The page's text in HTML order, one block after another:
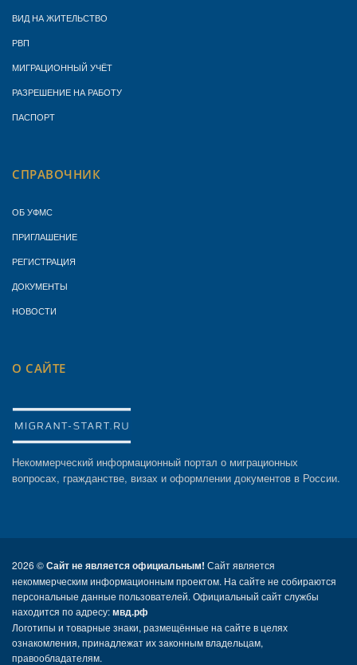
ВИД НА ЖИТЕЛЬСТВО
РВП
МИГРАЦИОННЫЙ УЧЁТ
РАЗРЕШЕНИЕ НА РАБОТУ
ПАСПОРТ
СПРАВОЧНИК
ОБ УФМС
ПРИГЛАШЕНИЕ
РЕГИСТРАЦИЯ
ДОКУМЕНТЫ
НОВОСТИ
О САЙТЕ
Некоммерческий информационный портал о миграционных
вопросах, гражданстве, визах и оформлении документов в России.
2026 ©Сайт не является официальным! Сайт является
некоммерческим информационным проектом. На сайте не собираются
персональные данные пользователей. Официальный сайт службы
находится по адресу:мвд.рф
Логотипы и товарные знаки, размещённые на сайте в целях
ознакомления, принадлежат их законным владельцам,
правообладателям.